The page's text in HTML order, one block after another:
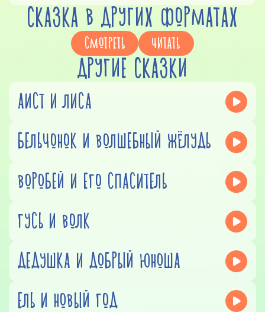
СКАЗКА В ДРУГИХ ФОРМАТАХ
СМОТРЕТЬ ЧИТАТЬ
ДРУГИЕ СКАЗКИ
АИСТ И ЛИСА
БЕЛЬЧОНОК И ВОЛШЕБНЫЙ ЖЁЛУДЬ
ВОРОБЕЙ И ЕГО СПАСИТЕЛЬ
ГУСЬ И ВОЛК
ДЕДУШКА И ДОБРЫЙ ЮНОША
ЕЛЬ И НОВЫЙ ГОД